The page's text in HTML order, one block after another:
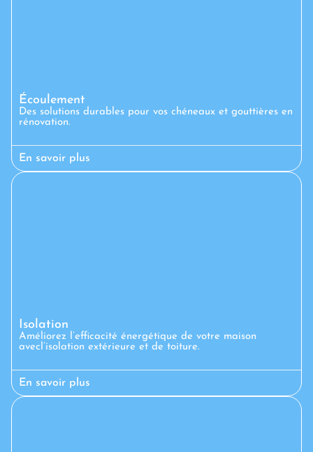
Écoulement
Des solutions durables pour vos chéneaux et gouttières en
rénovation.
En savoir plus
Isolation
Améliorez l’efficacité énergétique de votre maison
avecl’isolation extérieure et de toiture.
En savoir plus